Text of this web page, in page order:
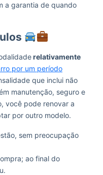
a garantia de quando
relativamente
por um período
que inclui não
manutenção, seguro e
você pode renovar a
por outro modelo.
sem preocupação
ao final do